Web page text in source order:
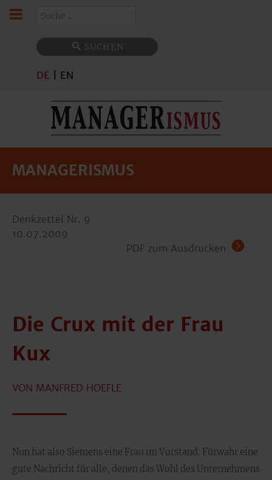
SUCHEN
DE EN
MANAGERISMUS
Denkzettel Nr. 9
10.07.2009
PDF zum Ausdrucken
Die Crux mit der Frau
Kux
VON MANFRED HOEFLE
Nun hat also Siemens eine Frau im Vorstand. Fürwahr eine
gute Nachricht für alle, denen das Wohl des Unternehmens